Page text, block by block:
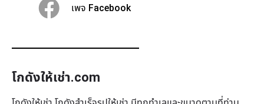
เพจ Facebook
โกดังให้เช่า.com